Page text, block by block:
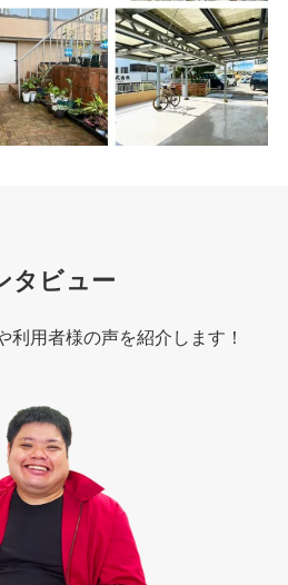
タビュー
利用者様の声を紹介します！